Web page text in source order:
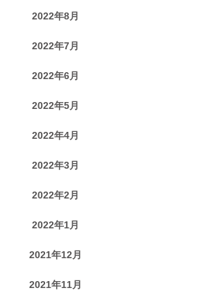
2022年8月
2022年7月
2022年6月
2022年5月
2022年4月
2022年3月
2022年2月
2022年1月
2021年12月
2021年11月